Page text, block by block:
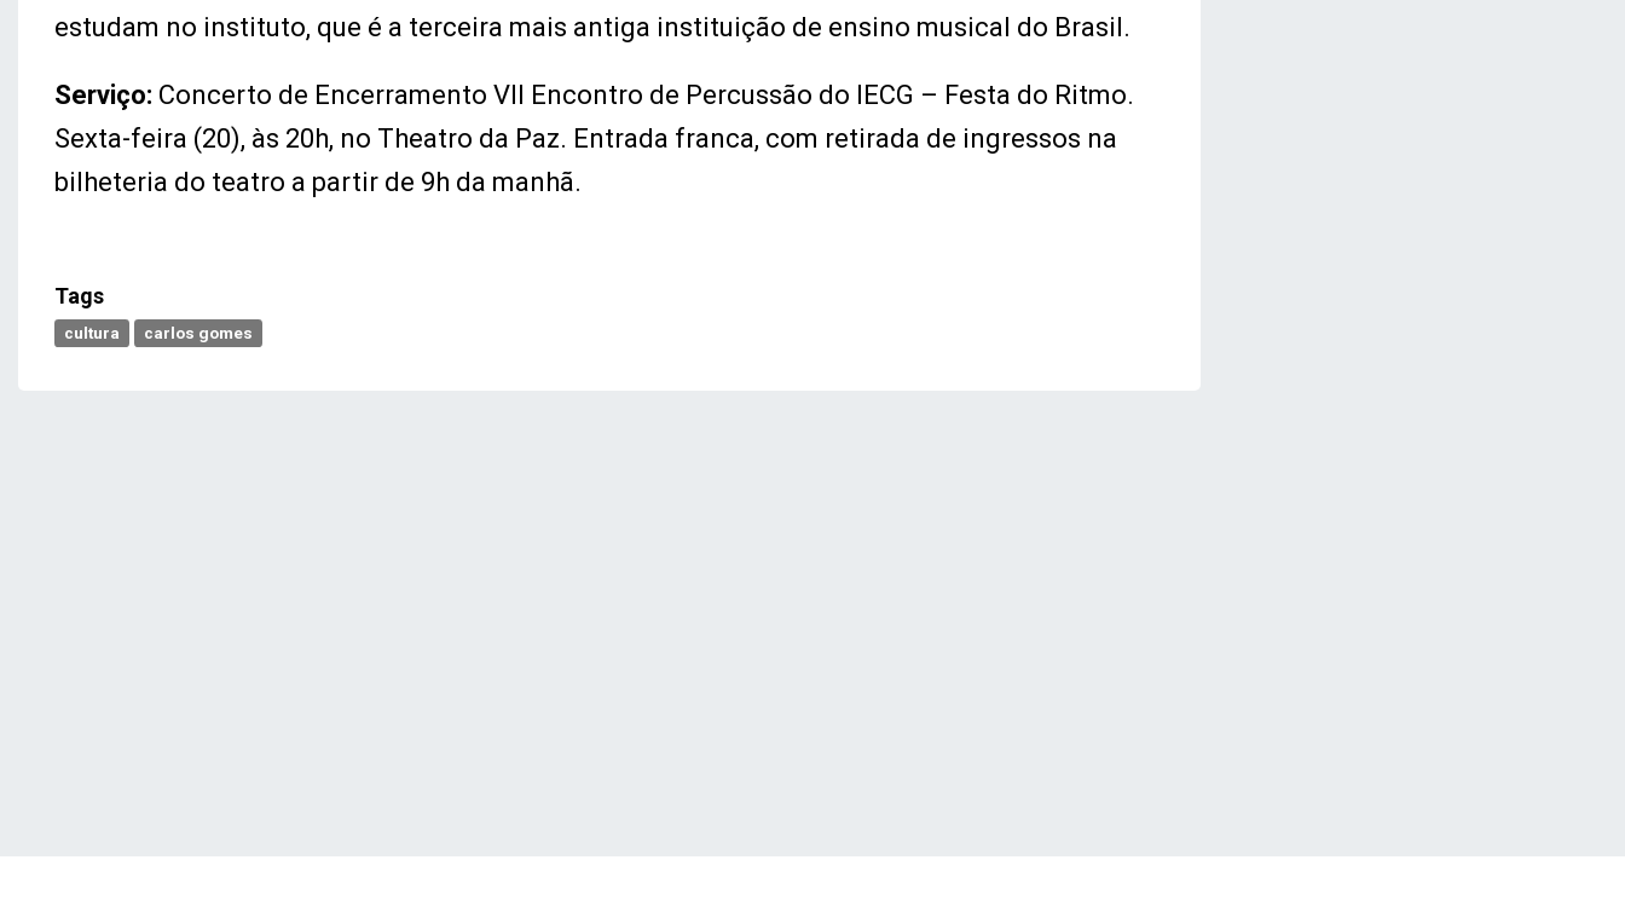
estudam no instituto, que é a terceira mais antiga instituição de ensino musical do Brasil.
Serviço: Concerto de Encerramento VII Encontro de Percussão do IECG – Festa do Ritmo.
Sexta-feira (20), às 20h, no Theatro da Paz. Entrada franca, com retirada de ingressos na
bilheteria do teatro a partir de 9h da manhã.
Tags
cultura carlos gomes